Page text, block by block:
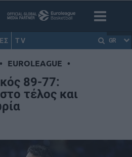
TV GR
• EUROLEAGUE •
89-77:
τέλος και